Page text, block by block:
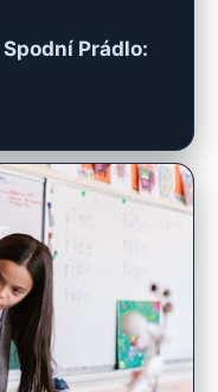
Prádlo: